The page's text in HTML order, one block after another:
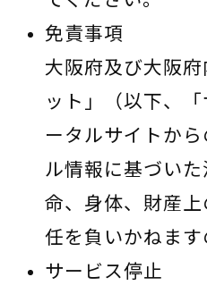
免責事項
大阪府及び大阪
ット」（以下、
ータルサイトか
ル情報に基づい
命、身体、財産
任を負いかねま
サービス停止